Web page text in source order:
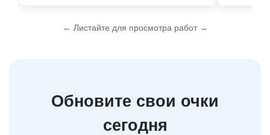
← Листайте для просмотра работ →
Обновите свои очки
сегодня